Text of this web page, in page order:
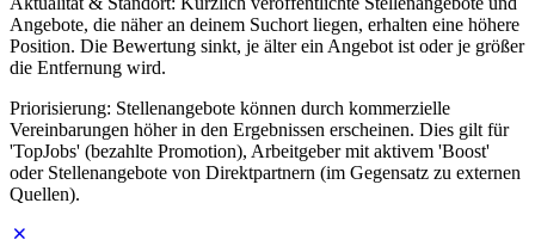
Angebote, die näher an deinem Suchort liegen, erhalten eine höhere
Position. Die Bewertung sinkt, je älter ein Angebot ist oder je größer
die Entfernung wird.
Priorisierung: Stellenangebote können durch kommerzielle
Vereinbarungen höher in den Ergebnissen erscheinen. Dies gilt für
'TopJobs' (bezahlte Promotion), Arbeitgeber mit aktivem 'Boost'
oder Stellenangebote von Direktpartnern (im Gegensatz zu externen
Quellen).